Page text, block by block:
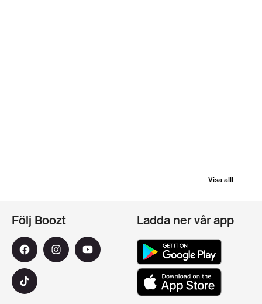
Visa allt
Följ Boozt Ladda ner vår app